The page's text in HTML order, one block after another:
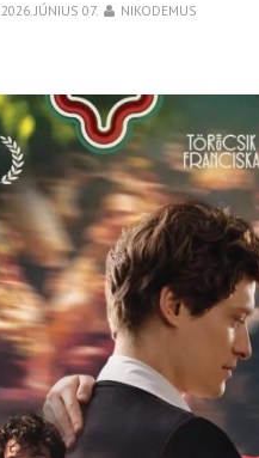
2026. JÚNIUS 07. NIKODEMUS